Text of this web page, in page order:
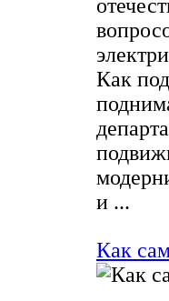
Как
и ...
Как